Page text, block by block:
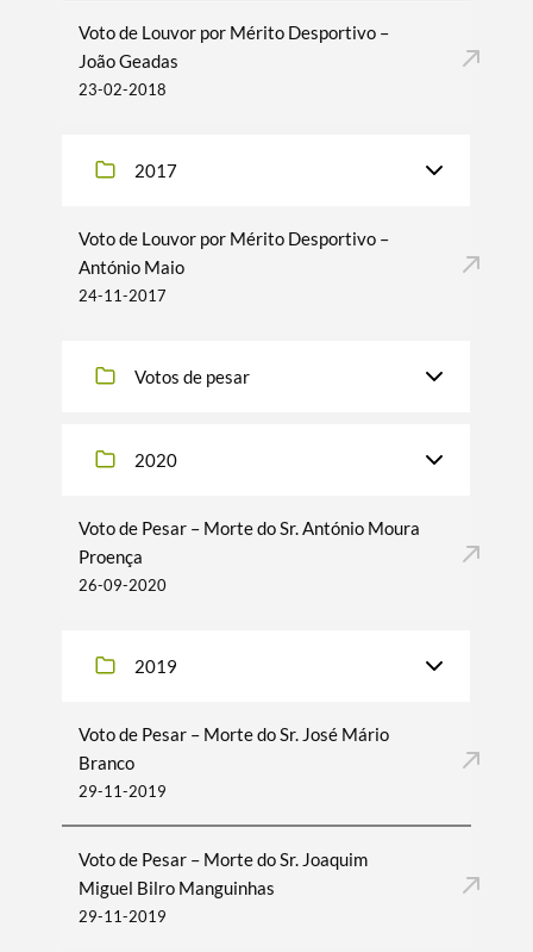
Voto de Louvor por Mérito Desportivo –
João Geadas
23-02-2018
2017
Voto de Louvor por Mérito Desportivo –
António Maio
24-11-2017
Votos de pesar
2020
Voto de Pesar – Morte do Sr. António Moura
Proença
26-09-2020
2019
Voto de Pesar – Morte do Sr. José Mário
Branco
29-11-2019
Voto de Pesar – Morte do Sr. Joaquim
Miguel Bilro Manguinhas
29-11-2019